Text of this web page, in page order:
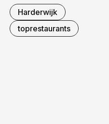
Harderwijk
toprestaurants